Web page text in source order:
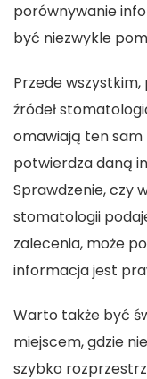
porównywanie
być niezwykle
Przede
źródeł
omawiają ten sam
potwierdza daną
Sprawdzenie, czy
stomatologii
zalecenia, może
informacja jest
Warto także być
miejscem, gdzie
szybko